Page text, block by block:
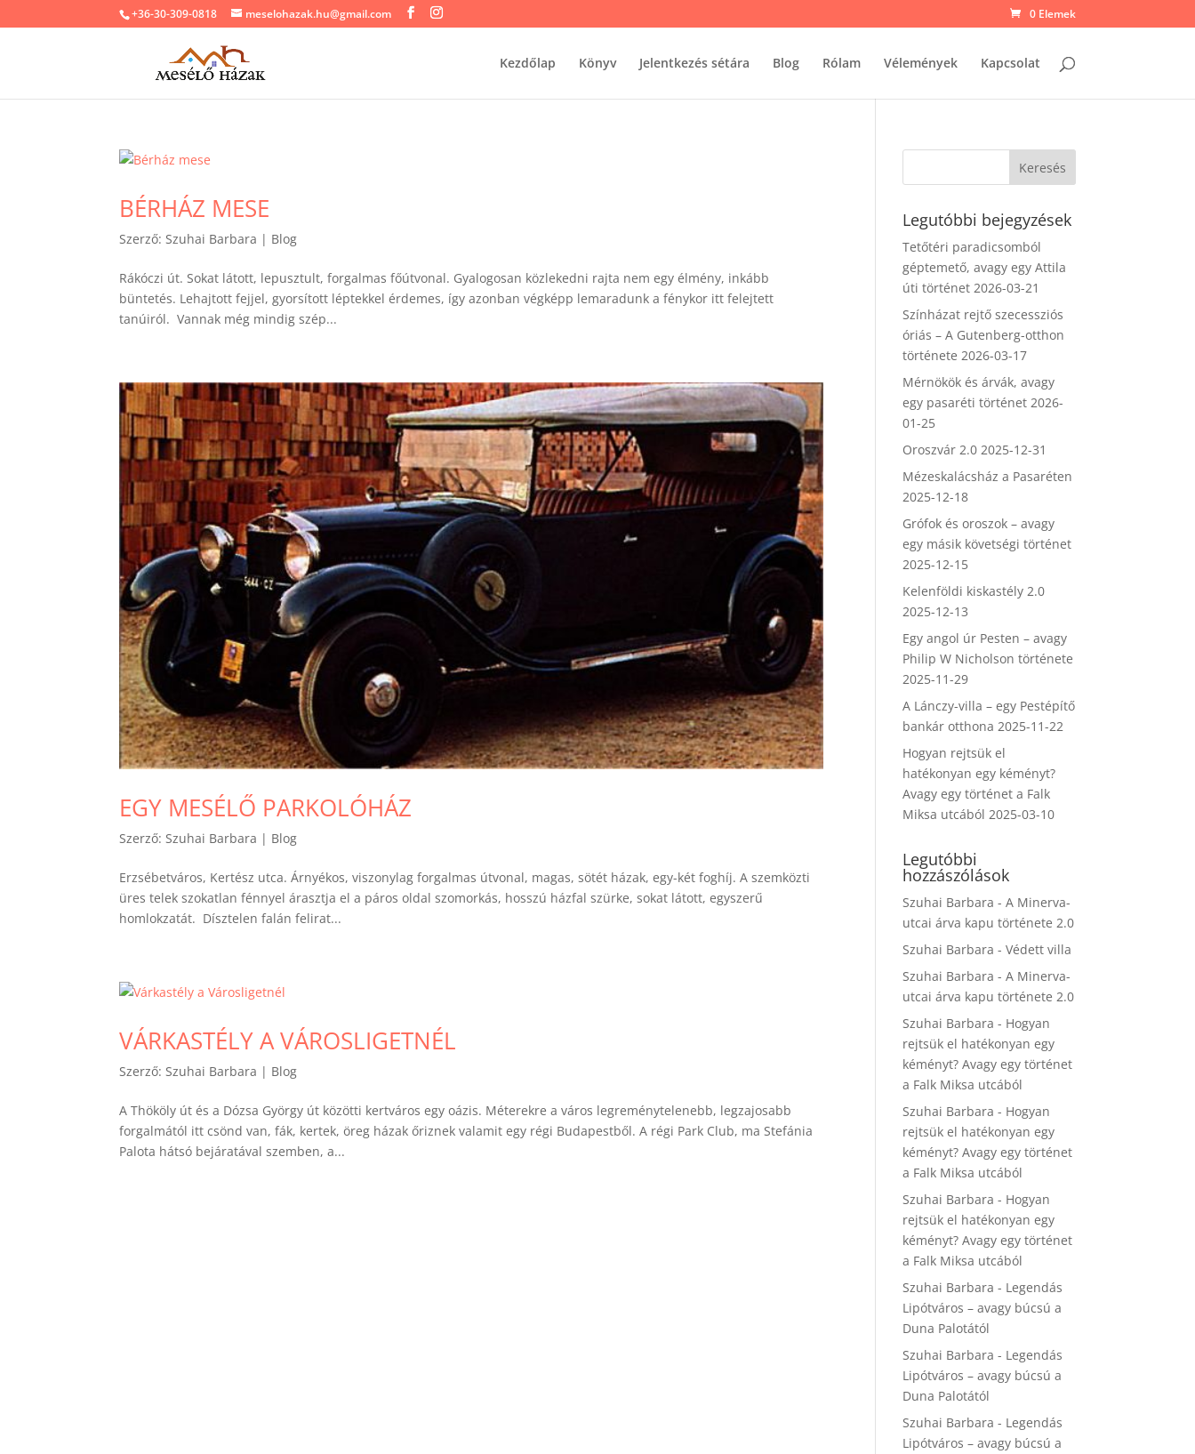
+36-30-309-0818 meselohazak.hu@gmail.com 0 Elemek
Kezdőlap Könyv Jelentkezés sétára Blog Rólam Vélemények Kapcsolat
BÉRHÁZ MESE
Szerző:Szuhai Barbara | Blog
Rákóczi út. Sokat látott, lepusztult, forgalmas főútvonal. Gyalogosan közlekedni rajta nem egy élmény, inkább
büntetés. Lehajtott fejjel, gyorsított léptekkel érdemes, így azonban végképp lemaradunk a fénykor itt felejtett
tanúiról. Vannak még mindig szép...
EGY MESÉLŐ PARKOLÓHÁZ
Szerző:Szuhai Barbara | Blog
Erzsébetváros, Kertész utca. Árnyékos, viszonylag forgalmas útvonal, magas, sötét házak, egy-két foghíj. A szemközti
üres telek szokatlan fénnyel árasztja el a páros oldal szomorkás, hosszú házfal szürke, sokat látott, egyszerű
homlokzatát. Dísztelen falán felirat...
VÁRKASTÉLY A VÁROSLIGETNÉL
Szerző:Szuhai Barbara | Blog
A Thököly út és a Dózsa György út közötti kertváros egy oázis. Méterekre a város legreménytelenebb, legzajosabb
forgalmától itt csönd van, fák, kertek, öreg házak őriznek valamit egy régi Budapestből. A régi Park Club, ma Stefánia
Palota hátsó bejáratával szemben, a...
Legutóbbi bejegyzések
Tetőtéri paradicsomból
géptemető, avagy egy Attila
úti történet 2026-03-21
Színházat rejtő szecessziós
óriás – A Gutenberg-otthon
története 2026-03-17
Mérnökök és árvák, avagy
egy pasaréti történet 2026-
01-25
Oroszvár 2.0 2025-12-31
Mézeskalácsház a Pasaréten
2025-12-18
Grófok és oroszok – avagy
egy másik követségi történet
2025-12-15
Kelenföldi kiskastély 2.0
2025-12-13
Egy angol úr Pesten – avagy
Philip W Nicholson története
2025-11-29
A Lánczy-villa – egy Pestépítő
bankár otthona 2025-11-22
Hogyan rejtsük el
hatékonyan egy kéményt?
Avagy egy történet a Falk
Miksa utcából 2025-03-10
Legutóbbi
hozzászólások
Szuhai Barbara -A Minerva-
utcai árva kapu története 2.0
Szuhai Barbara -Védett villa
Szuhai Barbara -A Minerva-
utcai árva kapu története 2.0
Szuhai Barbara - Hogyan
rejtsük el hatékonyan egy
kéményt? Avagy egy történet
a Falk Miksa utcából
Szuhai Barbara - Hogyan
rejtsük el hatékonyan egy
kéményt? Avagy egy történet
a Falk Miksa utcából
Szuhai Barbara - Hogyan
rejtsük el hatékonyan egy
kéményt? Avagy egy történet
a Falk Miksa utcából
Szuhai Barbara - Legendás
Lipótváros – avagy búcsú a
Duna Palotától
Szuhai Barbara - Legendás
Lipótváros – avagy búcsú a
Duna Palotától
Szuhai Barbara - Legendás
Lipótváros – avagy búcsú a